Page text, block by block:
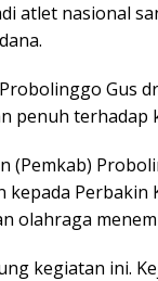
atlet nasional
Gus
penuh terhadap
(Pemkab)
kepada
olahraga
kegiatan ini.